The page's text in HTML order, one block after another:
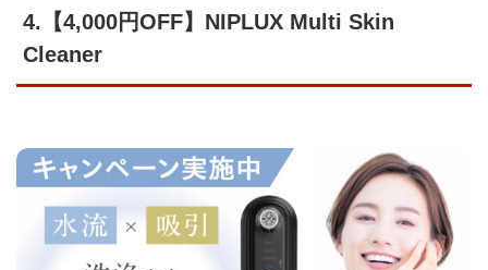
4.【4,000円OFF】NIPLUX Multi Skin
Cleaner